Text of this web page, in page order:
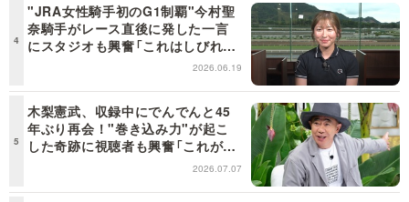
"JRA女性騎手初のG1制覇"今村聖
奈騎手がレース直後に発した一言
にスタジオも興奮「これはしびれ
2026.06.19
木梨憲武、収録中にでんでんと45
年ぶり再会！"巻き込み力"が起こ
した奇跡に視聴者も興奮「これがテ
レビの面白さだよね！」＜日曜日の
2026.07.07